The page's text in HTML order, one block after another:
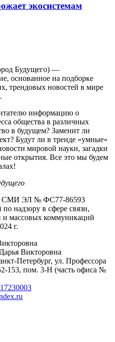
экосистемам
Будущего) —
основанное на подборке
трендовых новостей в мире
информацию о
общества в различных
в будущем? Заменит ли
Будут ли в тренде «умные»
мировой науки, загадки
открытия. Все это мы будем
СМИ ЭЛ № ФС77-86593
надзору в сфере связи,
массовых коммуникаций
г.
Викторовна
Петербург, ул. Профессора
153, пом. 3-Н (часть офиса №